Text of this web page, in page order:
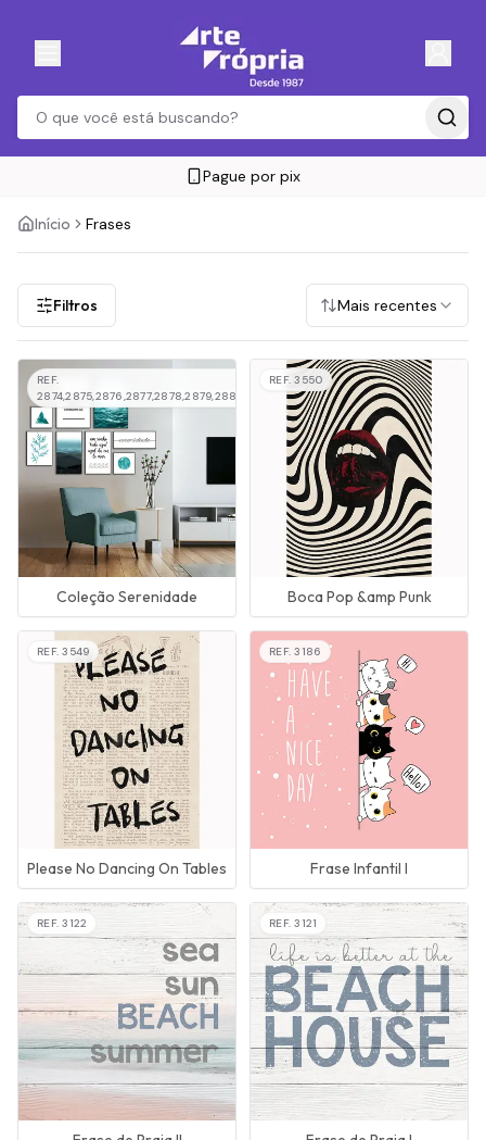
Pague por pix
Início Frases
Filtros Mais recentes
REF.
2874,2875,2876,2877,2878,2879,2880,2881
Coleção Serenidade
REF.3550
Boca Pop &amp Punk
REF.3549
Please No Dancing On Tables
REF.3186
Frase Infantil I
REF.3122 REF.3121